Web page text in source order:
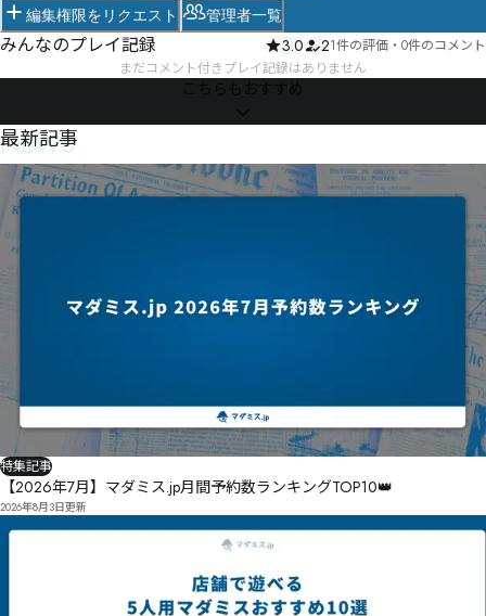
編集権限をリクエスト 管理者一覧
みんなのプレイ記録 3.0 21件の評価 ・ 0件のコメント
まだコメント付きプレイ記録はありません
こちらもおすすめ
NEWS
最新記事
特集記事
【2026年7月】マダミス.jp月間予約数ランキングTOP10👑
2026年8月3日更新